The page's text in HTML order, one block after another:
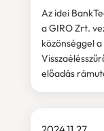
Az idei
a GIRO Zrt.
közönséggel
előadás